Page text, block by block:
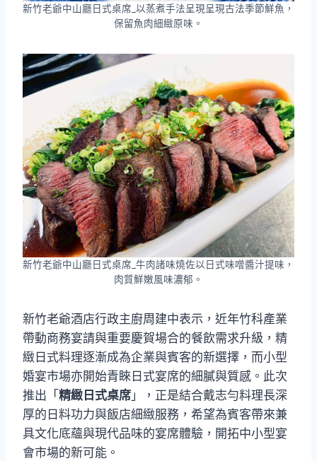
新竹老爺中山廳日式桌席_以蒸煮手法呈現呈現古法季節鮮魚，
保留魚肉細緻原味。
新竹老爺中山廳日式桌席_牛肉諸味燒佐以日式味噌醬汁提味，
肉質鮮嫩風味濃郁。
新竹老爺酒店行政主廚周建中表示，近年竹科產業
帶動商務宴請與重要慶賀場合的餐飲需求升級，精
緻日式料理逐漸成為企業與賓客的新選擇，而小型
婚宴市場亦開始青睞日式宴席的細膩與質感。此次
推出「 精緻日式桌席 」，正是結合戴志勻料理長深
厚的日料功力與飯店細緻服務，希望為賓客帶來兼
具文化底蘊與現代品味的宴席體驗，開拓中小型宴
會市場的新可能。